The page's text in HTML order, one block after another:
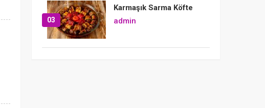
03
Karmaşık Sarma Köfte
admin